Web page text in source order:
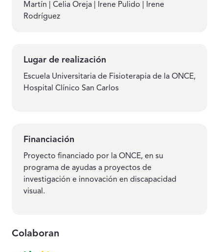
Martín | Celia Oreja | Irene Pulido | Irene
Rodríguez
Lugar de realización
Escuela Universitaria de Fisioterapia de la ONCE,
Hospital Clínico San Carlos
Financiación
Proyecto financiado por la ONCE, en su
programa de ayudas a proyectos de
investigación e innovación en discapacidad
visual.
Colaboran